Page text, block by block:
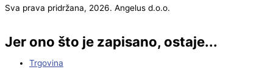
Sva prava pridržana, 2026. Angelus d.o.o.
Jer ono što je zapisano, ostaje...
Trgovina